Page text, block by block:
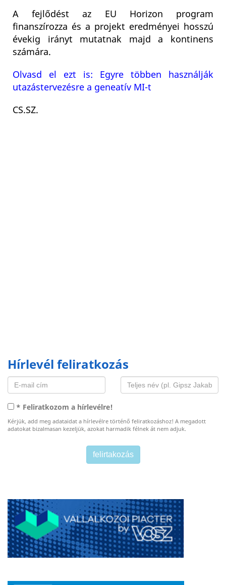
A fejlődést az EU Horizon program
finanszírozza és a projekt eredményei hosszú
évekig irányt mutatnak majd a kontinens
számára.
Olvasd el ezt is: Egyre többen használják
utazástervezésre a geneatív MI-t
CS.SZ.
Hírlevél feliratkozás
* Feliratkozom a hírlevélre!
Kérjük, add meg adataidat a hírlevélre történő feliratkozáshoz! A megadott
adatokat bizalmasan kezeljük, azokat harmadik félnek át nem adjuk.